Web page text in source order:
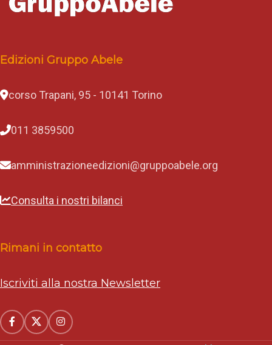
Edizioni Gruppo Abele
corso Trapani, 95 - 10141 Torino
011 3859500
amministrazioneedizioni@gruppoabele.org
Consulta i nostri bilanci
Rimani in contatto
Iscriviti alla nostra Newsletter